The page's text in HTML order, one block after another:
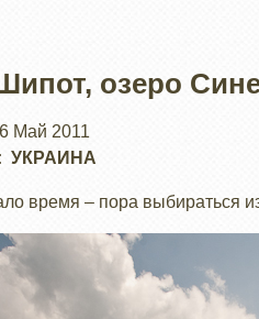
озеро
Май 2011
УКРАИНА
время – пора выбираться